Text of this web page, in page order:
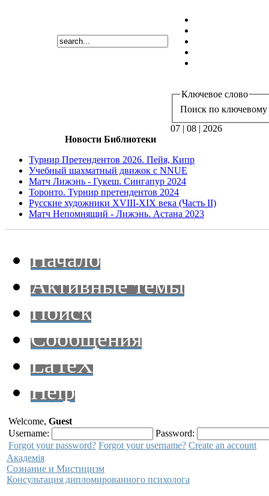
Ключевое слово
Поиск по ключевому
07 | 08 | 2026
Новости Библиотеки
Турнир Претендентов 2026. Пейя, Кипр
Учебный шахматный движок с NNUE
Матч Лижэнь - Гукеш. Сингапур 2024
Торонто. Турнир претендентов 2024
Русские художники XVIII-XIX века (Часть II)
Матч Непомнящий - Лижэнь. Астана 2023
Начало
Активные темы
Поиск
Сообщения
LaTeX
Help
Welcome, Guest
Username:
Password:
Forgot your password? Forgot your username? Create an account
Академiя
Сознание и Мистицизм
Консультация дипломированного психолога